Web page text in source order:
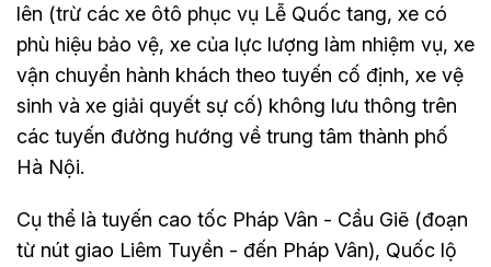
lên (trừ các xe ôtô phục vụ Lễ Quốc tang, xe có
phù hiệu bảo vệ, xe của lực lượng làm nhiệm vụ, xe
vận chuyển hành khách theo tuyến cố định, xe vệ
sinh và xe giải quyết sự cố) không lưu thông trên
các tuyến đường hướng về trung tâm thành phố
Hà Nội.
Cụ thể là tuyến cao tốc Pháp Vân - Cầu Giẽ (đoạn
từ nút giao Liêm Tuyền - đến Pháp Vân), Quốc lộ